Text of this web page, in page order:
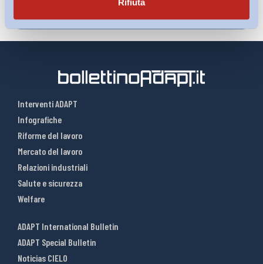
Rifiuta
Interventi ADAPT
Infografiche
Riforme del lavoro
Mercato del lavoro
Relazioni industriali
Salute e sicurezza
Welfare
ADAPT International Bulletin
ADAPT Special Bulletin
Noticias CIELO